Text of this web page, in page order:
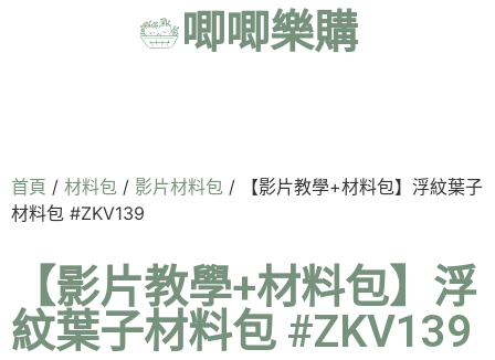
唧唧樂購
首頁 / 材料包 / 影片材料包 / 【影片教學+材料包】浮紋葉子
材料包 #ZKV139
【影片教學+材料包】浮
紋葉子材料包 #ZKV139